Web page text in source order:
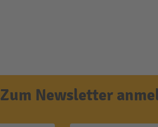
Zum Newsletter